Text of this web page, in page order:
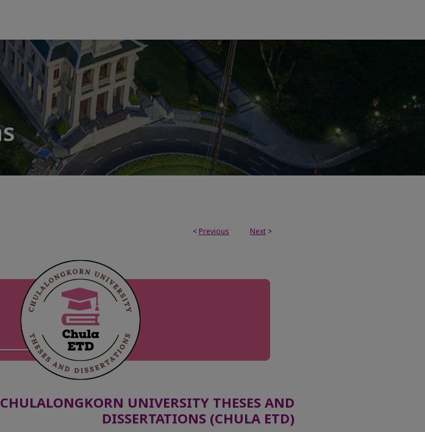
< Previous Next >
CHULALONGKORN UNIVERSITY THESES AND
DISSERTATIONS (CHULA ETD)